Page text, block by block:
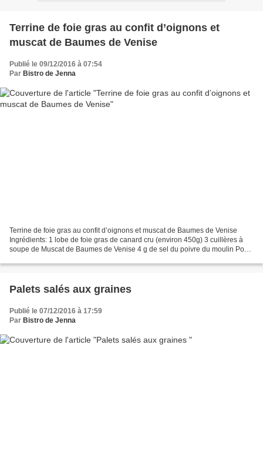
Terrine de foie gras au confit d’oignons et
muscat de Baumes de Venise
Publié le 09/12/2016 à 07:54
Par Bistro de Jenna
Terrine de foie gras au confit d’oignons et muscat de Baumes de Venise
Ingrédients: 1 lobe de foie gras de canard cru (environ 450g) 3 cuillères à
soupe de Muscat de Baumes de Venise 4 g de sel du poivre du moulin Pour
Palets salés aux graines
Publié le 07/12/2016 à 17:59
Par Bistro de Jenna